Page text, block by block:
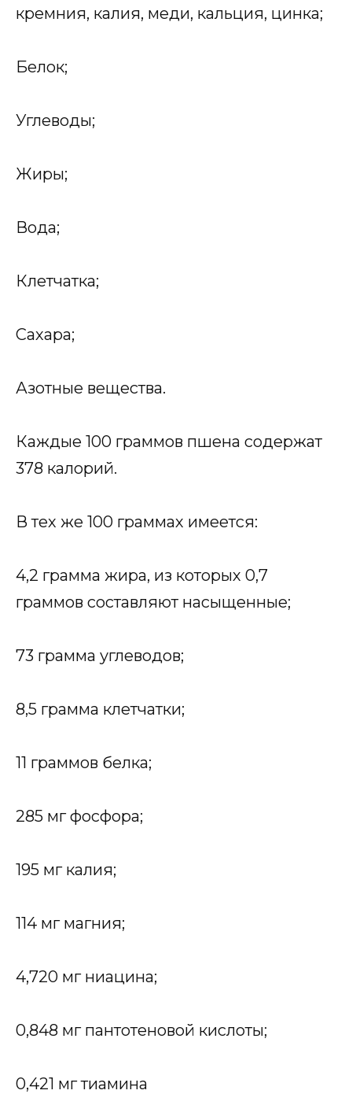
кремния, калия, меди, кальция, цинка;
Белок;
Углеводы;
Жиры;
Вода;
Клетчатка;
Сахара;
Азотные вещества.
Каждые 100 граммов пшена содержат
378 калорий.
В тех же 100 граммах имеется:
4,2 грамма жира, из которых 0,7
граммов составляют насыщенные;
73 грамма углеводов;
8,5 грамма клетчатки;
11 граммов белка;
285 мг фосфора;
195 мг калия;
114 мг магния;
4,720 мг ниацина;
0,848 мг пантотеновой кислоты;
0,421 мг тиамина